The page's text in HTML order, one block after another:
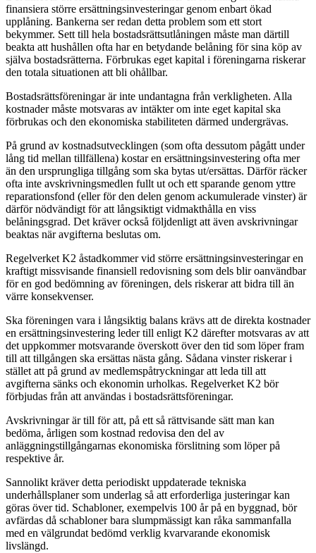
finansiera större ersättningsinvesteringar genom enbart ökad
upplåning. Bankerna ser redan detta problem som ett stort
bekymmer. Sett till hela bostadsrättsutlåningen måste man därtill
beakta att hushållen ofta har en betydande belåning för sina köp av
själva bostadsrätterna. Förbrukas eget kapital i föreningarna riskerar
den totala situationen att bli ohållbar.
Bostadsrättsföreningar är inte undantagna från verkligheten. Alla
kostnader måste motsvaras av intäkter om inte eget kapital ska
förbrukas och den ekonomiska stabiliteten därmed undergrävas.
På grund av kostnadsutvecklingen (som ofta dessutom pågått under
lång tid mellan tillfällena) kostar en ersättningsinvestering ofta mer
än den ursprungliga tillgång som ska bytas ut/ersättas. Därför räcker
ofta inte avskrivningsmedlen fullt ut och ett sparande genom yttre
reparationsfond (eller för den delen genom ackumulerade vinster) är
därför nödvändigt för att långsiktigt vidmakthålla en viss
belåningsgrad. Det kräver också följdenligt att även avskrivningar
beaktas när avgifterna beslutas om.
Regelverket K2 åstadkommer vid större ersättningsinvesteringar en
kraftigt missvisande finansiell redovisning som dels blir oanvändbar
för en god bedömning av föreningen, dels riskerar att bidra till än
värre konsekvenser.
Ska föreningen vara i långsiktig balans krävs att de direkta kostnader
en ersättningsinvestering leder till enligt K2 därefter motsvaras av att
det uppkommer motsvarande överskott över den tid som löper fram
till att tillgången ska ersättas nästa gång. Sådana vinster riskerar i
stället att på grund av medlemspåtryckningar att leda till att
avgifterna sänks och ekonomin urholkas. Regelverket K2 bör
förbjudas från att användas i bostadsrättsföreningar.
Avskrivningar är till för att, på ett så rättvisande sätt man kan
bedöma, årligen som kostnad redovisa den del av
anläggningstillgångarnas ekonomiska förslitning som löper på
respektive år.
Sannolikt kräver detta periodiskt uppdaterade tekniska
underhållsplaner som underlag så att erforderliga justeringar kan
göras över tid. Schabloner, exempelvis 100 år på en byggnad, bör
avfärdas då schabloner bara slumpmässigt kan råka sammanfalla
med en välgrundat bedömd verklig kvarvarande ekonomisk
livslängd.